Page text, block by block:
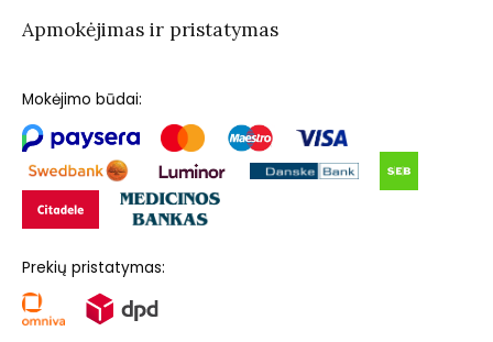
Apmokėjimas ir pristatymas
Mokėjimo būdai:
Prekių pristatymas: